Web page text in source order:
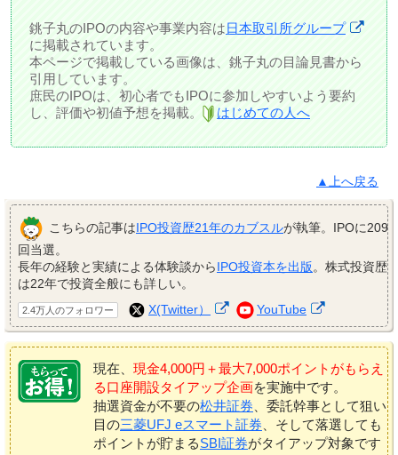
銚子丸のIPOの内容や事業内容は日本取引所グループ
に掲載されています。
本ページで掲載している画像は、銚子丸の目論見書から
引用しています。
庶民のIPOは、初心者でもIPOに参加しやすいよう要約
し、評価や初値予想を掲載。
はじめての人へ
▲上へ戻る
こちらの記事はIPO投資歴21年のカブスルが執筆。IPOに209
回当選。
長年の経験と実績による体験談からIPO投資本を出版。株式投資歴
は22年で投資全般にも詳しい。
2.4万人のフォロワー X(Twitter） YouTube
現在、 現金4,000円＋最大7,000ポイントがもらえ
る口座開設タイアップ企画を実施中です。
抽選資金が不要の松井証券 、委託幹事として狙い
目の三菱UFJ eスマート証券 、そして落選しても
ポイントが貯まるSBI証券がタイアップ対象です